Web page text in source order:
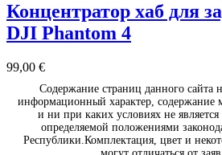
Концентратор хаб для
DJI Phantom 4
99,00 €
Содержание страниц данного сайта
информационный характер, содержание
и ни при каких условиях не
определяемой положениями
Республики.Комплектация, цвет и